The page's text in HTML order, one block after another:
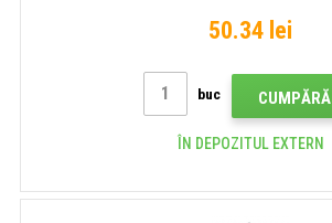
50.34 lei
buc CUMPĂRĂ
ÎN DEPOZITUL EXTERN